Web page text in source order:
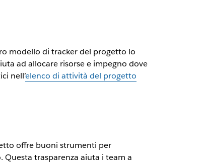
modello di tracker del progetto lo
ad allocare risorse e impegno dove
nell’elenco di attività del progetto
offre buoni strumenti per
trasparenza aiuta i team a